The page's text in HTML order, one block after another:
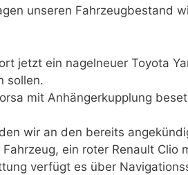
unseren Fahrzeugbestand
jetzt ein nagelneuer Toyota
sollen.
mit Anhängerkupplung
wir an den bereits
ein roter Renault Clio
verfügt es über